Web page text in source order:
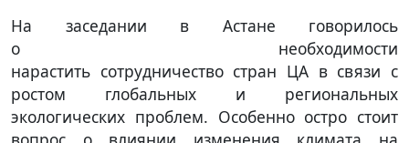
На заседании в Астане говорилось
о необходимости
нарастить сотрудничество стран ЦА в связи с
ростом глобальных и региональных
экологических проблем. Особенно остро стоит